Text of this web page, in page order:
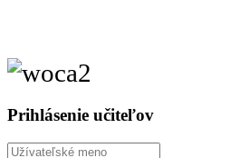
Prihlásenie učiteľov